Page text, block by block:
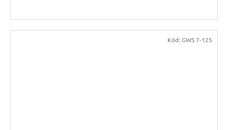
Kód: GWS 7-125